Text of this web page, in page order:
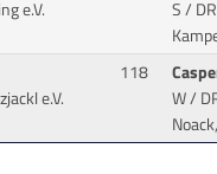
e.V.
S /
e.V.
118
W /